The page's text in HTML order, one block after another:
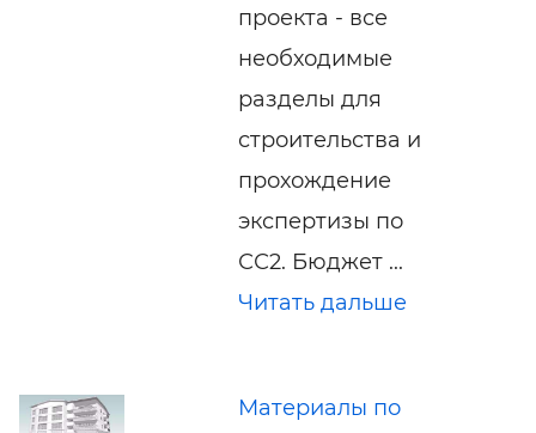
проекта - все
необходимые
разделы для
строительства и
прохождение
экспертизы по
СС2. Бюджет ...
Читать дальше
Материалы по